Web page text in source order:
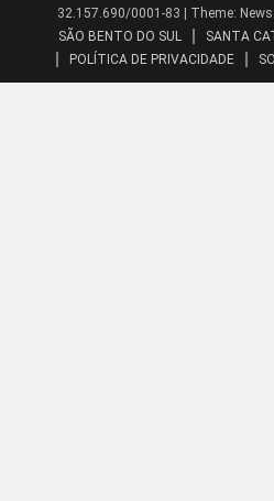
32.157.690/0001-83
Theme:
SÃO BENTO DO SUL
SANTA
POLÍTICA DE PRIVACIDADE